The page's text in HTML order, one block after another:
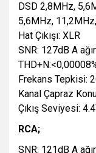
DSD 2,8MHz,
5,6MHz,
Hat Çıkışı: XLR
SNR: 127dB A
Frekans Tepkisi:
Kanal Çapraz
Çıkış Seviyesi:
RCA;
SNR: 121dB A